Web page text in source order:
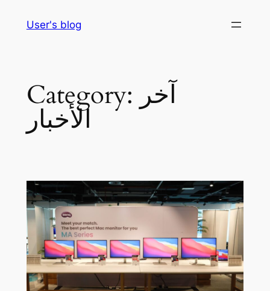
User's blog
Category: آخر
الأخبار